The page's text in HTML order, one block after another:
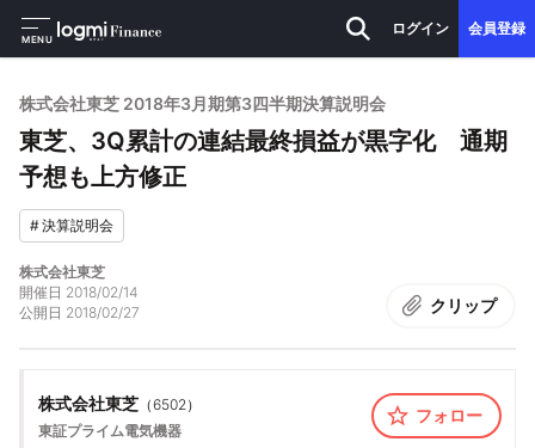
MENU
ログイン 会員登録
株式会社東芝 2018年3月期第3四半期決算説明会
東芝、3Q累計の連結最終損益が黒字化 通期
予想も上方修正
#決算説明会
株式会社東芝
開催日 2018/02/14
公開日 2018/02/27 クリップ
株式会社東芝 （6502）
東証プライム電気機器
フォロー